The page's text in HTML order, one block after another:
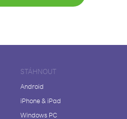
STÁHNOUT
Android
iPhone & iPad
Windows PC